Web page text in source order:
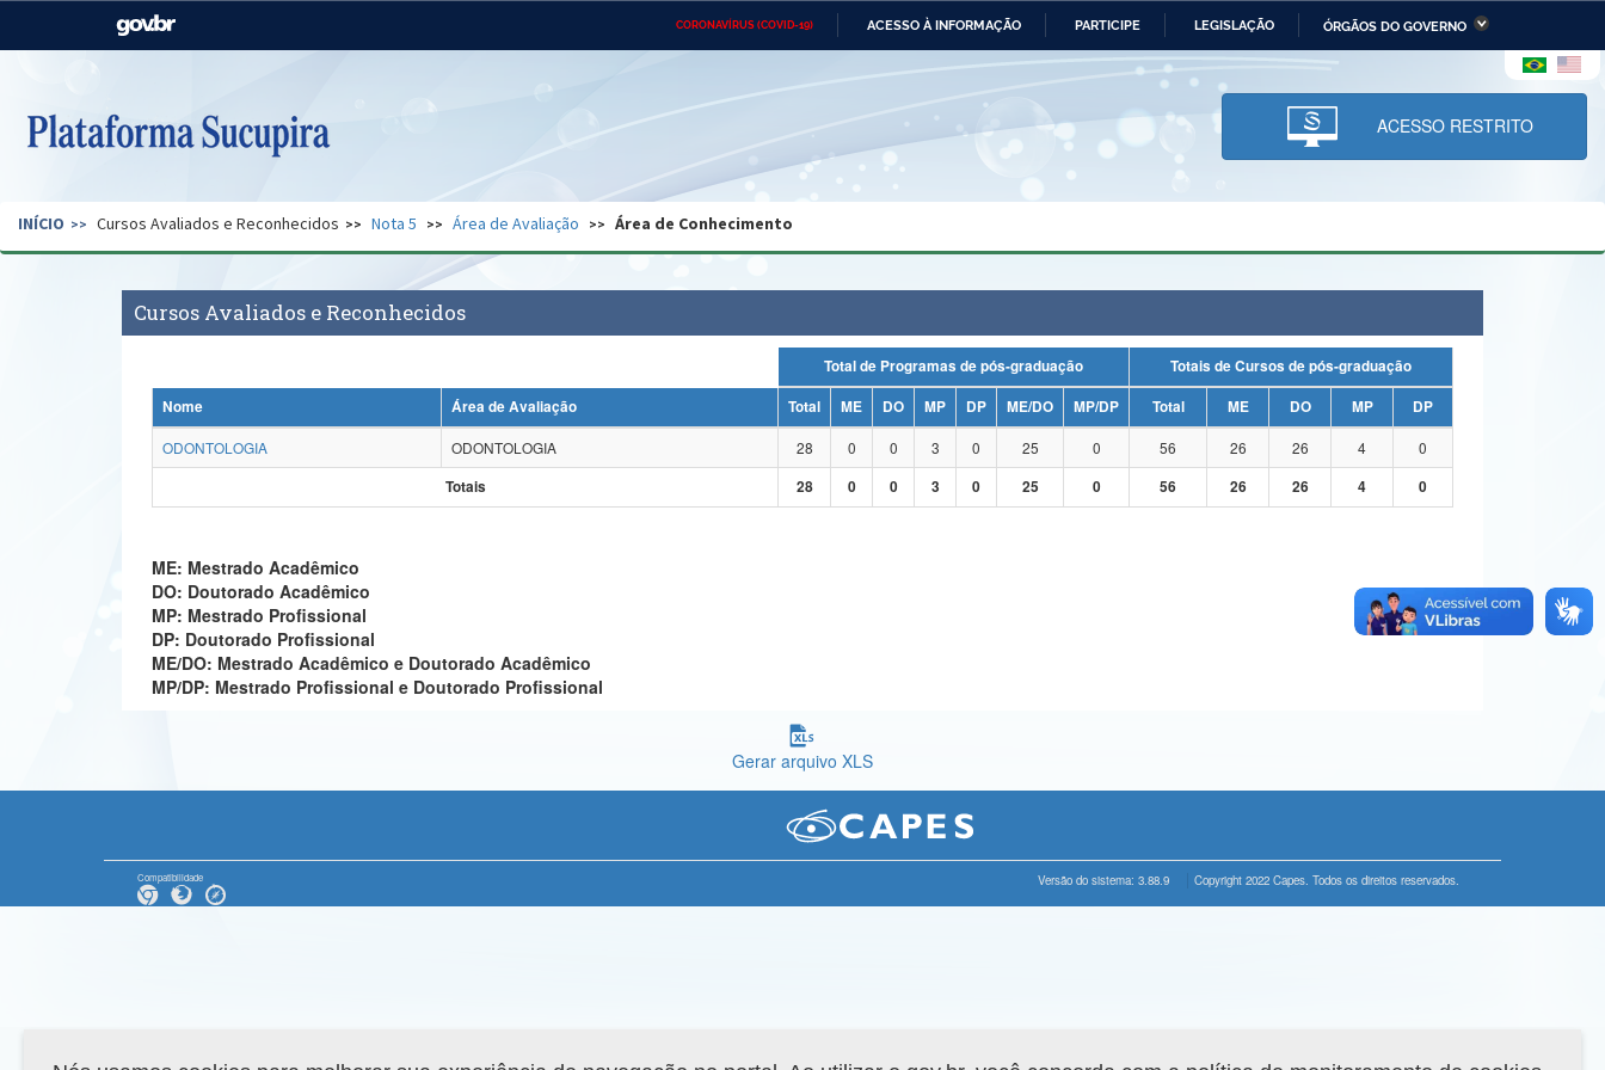
CORONAVÍRUS (COVID-19) ACESSO À INFORMAÇÃO PARTICIPE LEGISLAÇÃO ÓRGÃOS DO GOVERNO
Casa Civil Ministério das Relações Ministério da Economia Ministério da Infraestrutura
Pecuária e Abastecimento
Ministério da Ciência,
Tecnologia, Inovações e
Comunicações
Ministério do Desenvolvimento
Regional e dos Direitos Humanos
Secretaria de Governo Gabinete de Segurança Advocacia-Geral da União Banco Central do Brasil Planalto
ACESSO RESTRITO
INÍCIO Cursos Avaliados e Reconhecidos Nota 5 Área de Avaliação Área de Conhecimento
Cursos Avaliados e Reconhecidos
Total de Programas de pós-graduação
Totais de Cursos de pós-graduação
Nome
Área de Avaliação Total ME DO MP DP ME/DO MP/DP Total ME DO MP
DP
ODONTOLOGIA
ODONTOLOGIA 28 0 0 3 0 25 0 56 26 26 4
0
Totais
28 0 0 3 0 25 0 56 26 26 4 0
ME: Mestrado Acadêmico
DO: Doutorado Acadêmico
MP: Mestrado Profissional
DP: Doutorado Profissional
ME/DO: Mestrado Acadêmico e Doutorado Acadêmico
MP/DP: Mestrado Profissional e Doutorado Profissional
Gerar arquivo XLS
Compatibilidade Versão do sistema: 3.88.9 Copyright 2022 Capes. Todos os direitos reservados.